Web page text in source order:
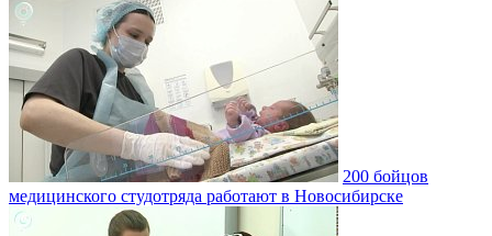
200 бойцов
медицинского студотряда работают в Новосибирске